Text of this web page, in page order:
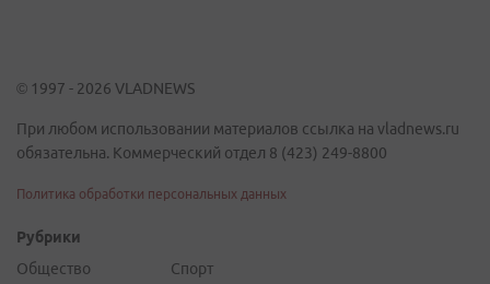
© 1997 - 2026 VLADNEWS
При любом использовании материалов ссылка на vladnews.ru
обязательна. Коммерческий отдел 8 (423) 249-8800
Политика обработки персональных данных
Рубрики
Общество
Спорт